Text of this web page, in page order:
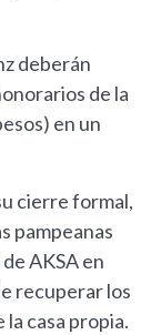
deberán
de la
en un
cierre formal,
pampeanas
AKSA en
recuperar los
casa propia.